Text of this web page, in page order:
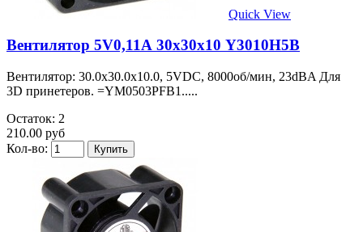
Quick View
Вентилятор 5V0,11А 30х30х10 Y3010H5B
Вентилятор: 30.0x30.0x10.0, 5VDC, 8000об/мин, 23dBA Для
3D принетеров. =YM0503PFB1.....
Остаток: 2
210.00 руб
Кол-во: